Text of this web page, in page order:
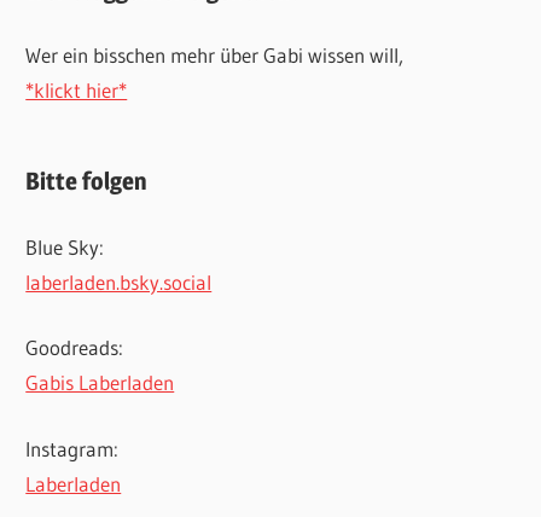
Wer ein bisschen mehr über Gabi wissen will,
*klickt hier*
Bitte folgen
Blue Sky:
laberladen.bsky.social
Goodreads:
Gabis Laberladen
Instagram:
Laberladen